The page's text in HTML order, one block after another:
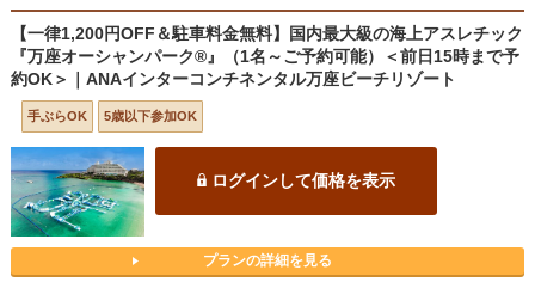
【一律1,200円OFF＆駐車料金無料】国内最大級の海上アスレチック
『万座オーシャンパーク®』（1名～ご予約可能）＜前日15時まで予
約OK＞｜ANAインターコンチネンタル万座ビーチリゾート
手ぶらOK 5歳以下参加OK
ログインして価格を表示
プランの詳細を見る